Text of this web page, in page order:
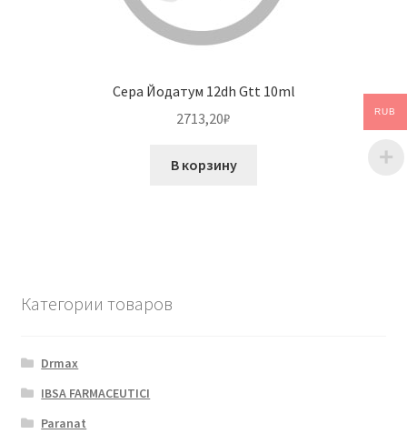
Сера Йодатум 12dh Gtt 10ml
2713,20₽
В корзину
Категории товаров
Drmax
IBSA FARMACEUTICI
Paranat
RUB